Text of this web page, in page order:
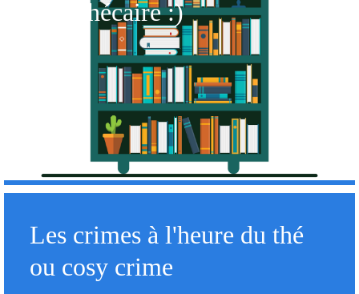
bibliothécaire :)
Les crimes à l'heure du thé
ou cosy crime